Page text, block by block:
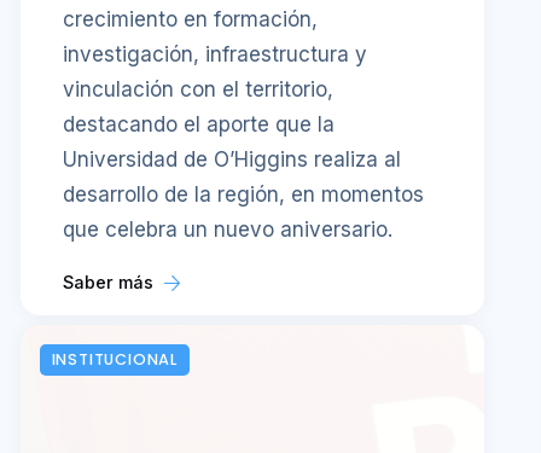
crecimiento en formación,
investigación, infraestructura y
vinculación con el territorio,
destacando el aporte que la
Universidad de O’Higgins realiza al
desarrollo de la región, en momentos
que celebra un nuevo aniversario.
Saber más
INSTITUCIONAL